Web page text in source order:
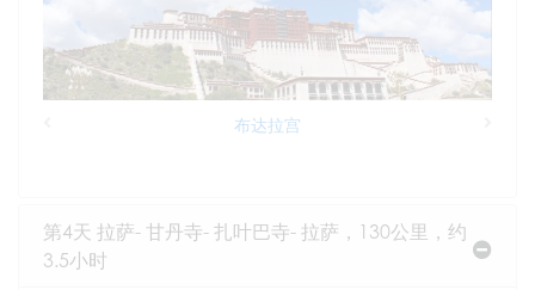
布达拉宫
第4天 拉萨- 甘丹寺- 扎叶巴寺- 拉萨，130公里，约
3.5小时